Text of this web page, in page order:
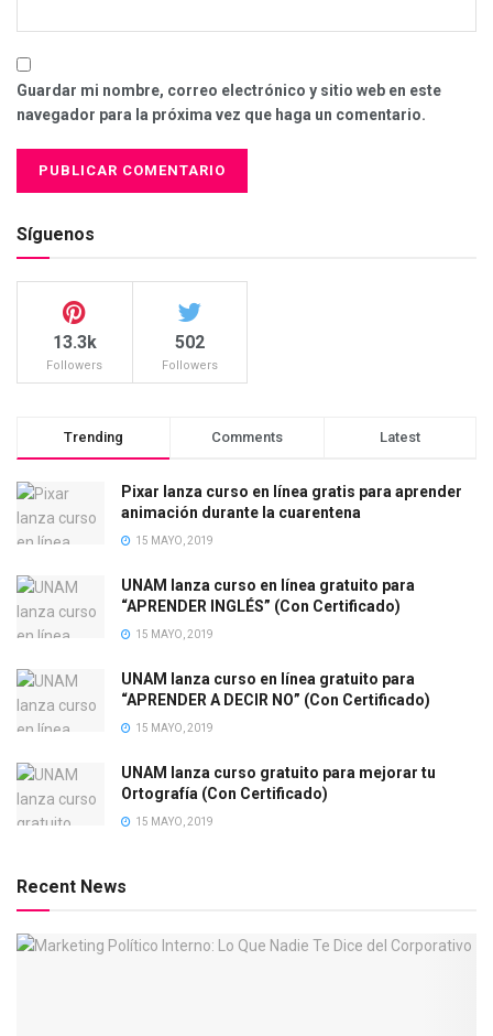
Guardar mi nombre, correo electrónico y sitio web en este
navegador para la próxima vez que haga un comentario.
Síguenos
13.3k
Followers
502
Followers
Trending Comments Latest
Pixar lanza curso en línea gratis para aprender
animación durante la cuarentena
15 MAYO, 2019
UNAM lanza curso en línea gratuito para
“APRENDER INGLÉS” (Con Certificado)
15 MAYO, 2019
UNAM lanza curso en línea gratuito para
“APRENDER A DECIR NO” (Con Certificado)
15 MAYO, 2019
UNAM lanza curso gratuito para mejorar tu
Ortografía (Con Certificado)
15 MAYO, 2019
Recent News